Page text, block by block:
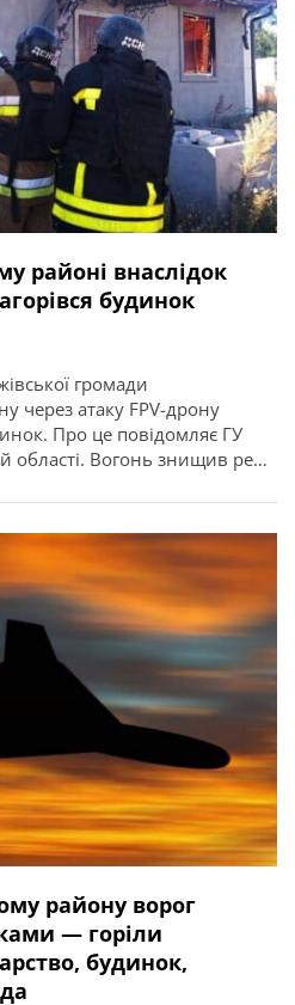
районі внаслідок
будинок
громади
через атаку FPV-дрону
Про це повідомляє ГУ
області. Вогонь знищив речі
120 кв.м. Загиблих та
району ворог
— горіли
будинок,